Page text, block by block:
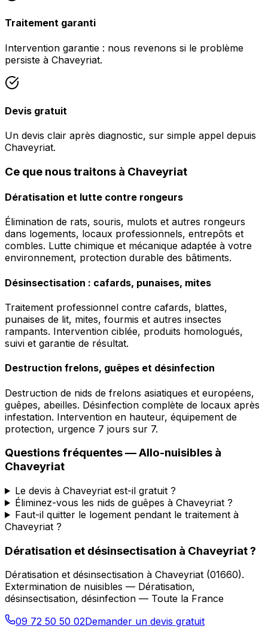
Traitement garanti
Intervention garantie : nous revenons si le problème
persiste à Chaveyriat.
Devis gratuit
Un devis clair après diagnostic, sur simple appel depuis
Chaveyriat.
Ce que nous traitons à Chaveyriat
Dératisation et lutte contre rongeurs
Élimination de rats, souris, mulots et autres rongeurs
dans logements, locaux professionnels, entrepôts et
combles. Lutte chimique et mécanique adaptée à votre
environnement, protection durable des bâtiments.
Désinsectisation : cafards, punaises, mites
Traitement professionnel contre cafards, blattes,
punaises de lit, mites, fourmis et autres insectes
rampants. Intervention ciblée, produits homologués,
suivi et garantie de résultat.
Destruction frelons, guêpes et désinfection
Destruction de nids de frelons asiatiques et européens,
guêpes, abeilles. Désinfection complète de locaux après
infestation. Intervention en hauteur, équipement de
protection, urgence 7 jours sur 7.
Questions fréquentes —Allo-nuisibles à
Chaveyriat
Le devis à Chaveyriat est-il gratuit ?
Éliminez-vous les nids de guêpes à Chaveyriat ?
Faut-il quitter le logement pendant le traitement à
Chaveyriat ?
Dératisation et désinsectisation à Chaveyriat?
Dératisation et désinsectisation à Chaveyriat (01660).
Extermination de nuisibles — Dératisation,
désinsectisation, désinfection — Toute la France
09 72 50 50 02Demander un devis gratuit